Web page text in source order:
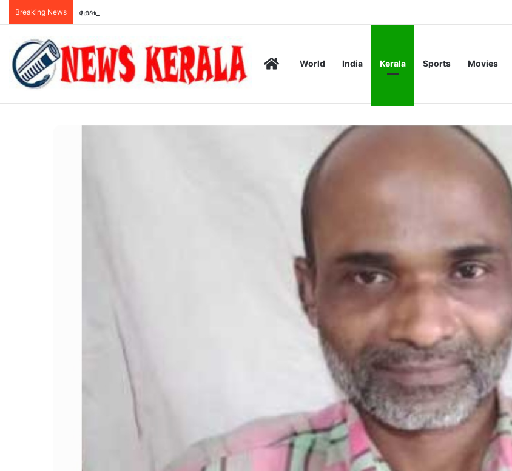
Breaking News ക്ഷേമ പെൻഷൻ വിതരണം ഇനി ബാങ്ക് വഴി; സഹകരണ സംഘങ്ങളെ ഒഴിവാക്കി
HomeWorld India Kerala Sports Movies